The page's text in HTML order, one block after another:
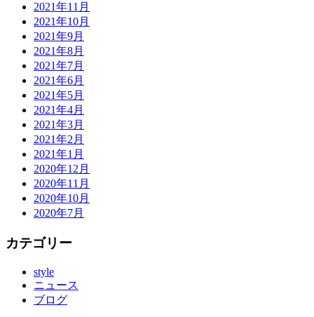
2021年11月
2021年10月
2021年9月
2021年8月
2021年7月
2021年6月
2021年5月
2021年4月
2021年3月
2021年2月
2021年1月
2020年12月
2020年11月
2020年10月
2020年7月
カテゴリー
style
ニュース
ブログ